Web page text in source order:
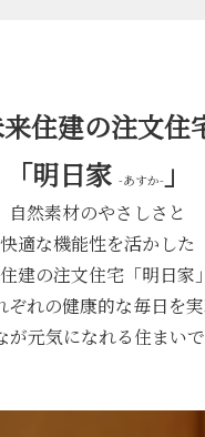
住建の注文住
「明日家 -あすか-」
自然素材のやさしさと
快適な機能性を活かした
建の注文住宅「明日家
ぞれの健康的な毎日を
が元気になれる住まいで